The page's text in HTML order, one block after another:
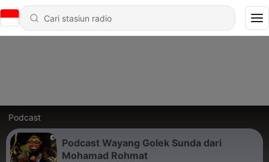
Podcast
Podcast Wayang Golek Sunda dari
Mohamad Rohmat